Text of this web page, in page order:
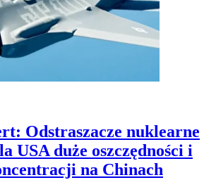
Odstraszacze nuklearne
USA duże oszczędności i
na Chinach